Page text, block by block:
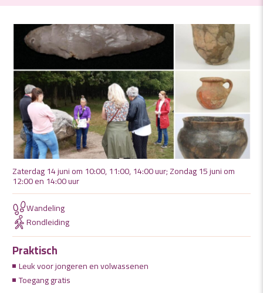
Zaterdag 14 juni om 10:00, 11:00, 14:00 uur; Zondag 15 juni om
12:00 en 14:00 uur
Wandeling
Rondleiding
Praktisch
Leuk voor jongeren en volwassenen
Toegang gratis